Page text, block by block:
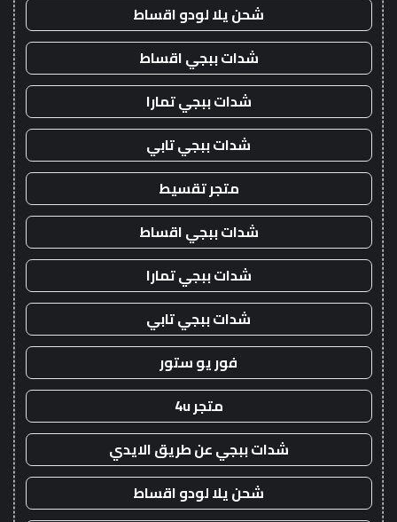
شحن يلا لودو اقساط
شدات ببجي اقساط
شدات ببجي تمارا
شدات ببجي تابي
متجر تقسيط
شدات ببجي اقساط
شدات ببجي تمارا
شدات ببجي تابي
فور يو ستور
متجر 4u
شدات ببجي عن طريق الايدي
شحن يلا لودو اقساط